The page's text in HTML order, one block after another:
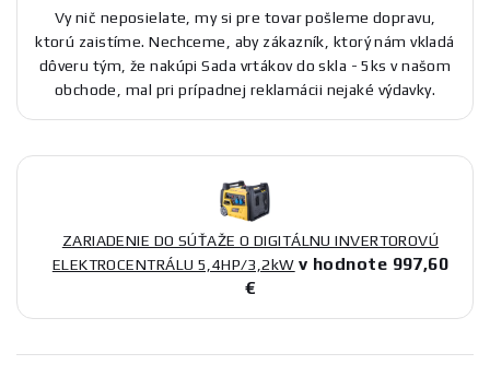
Vy nič neposielate, my si pre tovar pošleme dopravu,
ktorú zaistíme. Nechceme, aby zákazník, ktorý nám vkladá
dôveru tým, že nakúpi Sada vrtákov do skla - 5ks v našom
obchode, mal pri prípadnej reklamácii nejaké výdavky.
ZARIADENIE DO SÚŤAŽE O DIGITÁLNU INVERTOROVÚ
ELEKTROCENTRÁLU 5,4HP/3,2kW v hodnote 997,60
€